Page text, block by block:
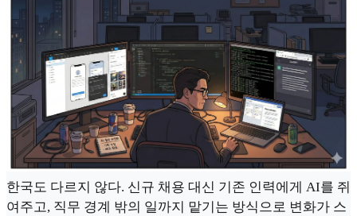
한국도 다르지 않다. 신규 채용 대신 기존 인력에게 AI를 쥐
여주고, 직무 경계 밖의 일까지 맡기는 방식으로 변화가 스